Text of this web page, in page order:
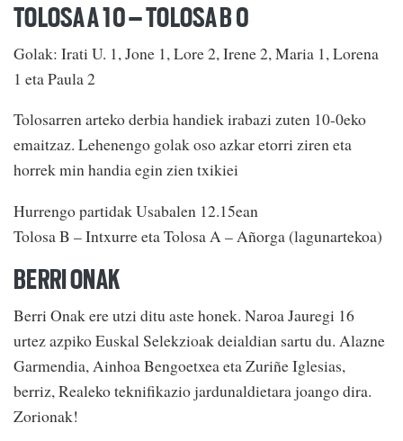
TOLOSA A 10 – TOLOSA B 0
Golak: Irati U. 1, Jone 1, Lore 2, Irene 2, Maria 1, Lorena
1 eta Paula 2
Tolosarren arteko derbia handiek irabazi zuten 10-0eko
emaitzaz. Lehenengo golak oso azkar etorri ziren eta
horrek min handia egin zien txikiei
Hurrengo partidak Usabalen 12.15ean
Tolosa B – Intxurre eta Tolosa A – Añorga (lagunartekoa)
BERRI ONAK
Berri Onak ere utzi ditu aste honek. Naroa Jauregi 16
urtez azpiko Euskal Selekzioak deialdian sartu du. Alazne
Garmendia, Ainhoa Bengoetxea eta Zuriñe Iglesias,
berriz, Realeko teknifikazio jardunaldietara joango dira.
Zorionak!